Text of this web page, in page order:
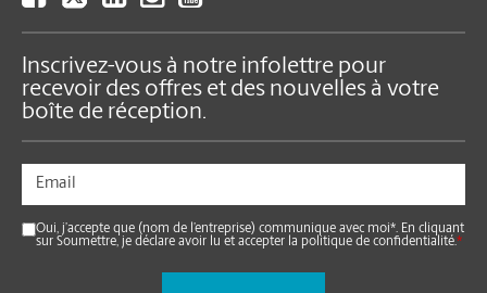
Inscrivez-vous à notre infolettre pour
recevoir des offres et des nouvelles à votre
boîte de réception.
Oui, j’accepte que (nom de l’entreprise) communique avec moi*. En cliquant
sur Soumettre, je déclare avoir lu et accepter la politique de confidentialité.*